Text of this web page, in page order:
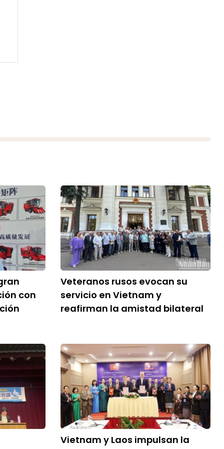
con
Veteranos rusos evocan su
servicio en Vietnam y
reafirman la amistad bilateral
Vietnam y Laos impulsan la